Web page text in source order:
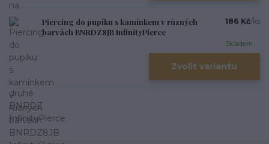
Piercing do pupíku s kamínkem v různých
barvách BNRDZ8JB InfinityPierce
186 Kč/ks
Skladem
Zvolit variantu